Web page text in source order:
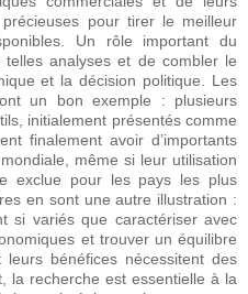
précieuses pour tirer le meilleur
Un rôle important du
analyses et de combler le
et la décision politique. Les
un bon exemple : plusieurs
initialement présentés comme
finalement avoir d’importants
même si leur utilisation
exclue pour les pays les plus
en sont une autre illustration :
si variés que caractériser avec
et trouver un équilibre
bénéfices nécessitent des
la recherche est essentielle à la